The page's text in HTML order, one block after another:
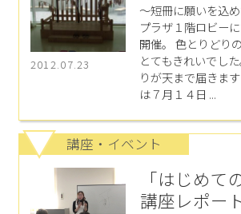
2012.07.23
～短冊に願いを込
プラザ１階ロビー
開催。 色とりどり
とてもきれいでし
りが天まで届きま
は７月１４日 ...
講座・イベント
「はじめて
講座レポー